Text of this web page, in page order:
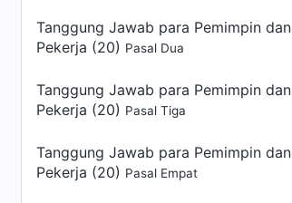
Tanggung Jawab para Pemimpin dan
Pekerja (20) Pasal Dua
Tanggung Jawab para Pemimpin dan
Pekerja (20) Pasal Tiga
Tanggung Jawab para Pemimpin dan
Pekerja (20) Pasal Empat